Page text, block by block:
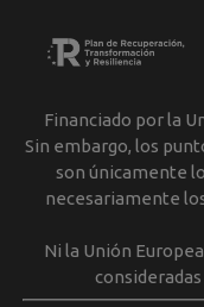
Financiado por la
Sin embargo, los
son únicamente
necesariamente
Ni la Unión